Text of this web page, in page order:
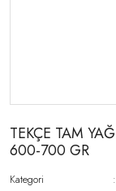
TEKÇE TAM
600-700 GR
Kategori